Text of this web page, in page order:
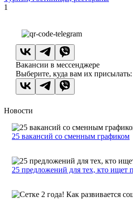
1
Вакансии в мессенджере
Выберите, куда вам их присылать:
Новости
25 вакансий со сменным графиком
25 предложений для тех, кто ищет